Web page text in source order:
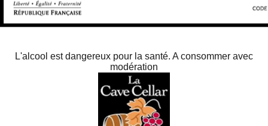
L'alcool est dangereux pour la santé. A consommer avec
modération